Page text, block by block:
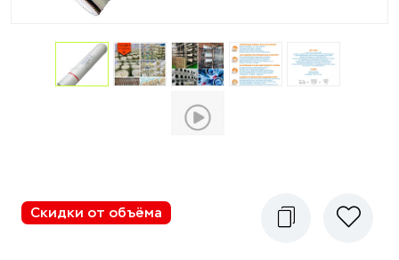
Скидки от объёма